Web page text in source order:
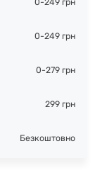
0-249 грн
0-249 грн
0-279 грн
299 грн
Безкоштовно